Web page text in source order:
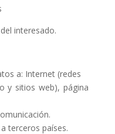
interesado.
a: Internet (redes
y sitios web), página
terceros países.